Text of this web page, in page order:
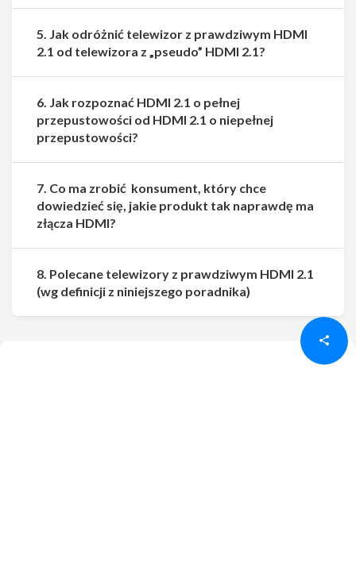
Udostępnij Udostępnij
5. Jak odróżnić telewizor z prawdziwym HDMI
2.1 od telewizora z „pseudo” HDMI 2.1?
6. Jak rozpoznać HDMI 2.1 o pełnej
przepustowości od HDMI 2.1 o niepełnej
przepustowości?
7. Co ma zrobić konsument, który chce
dowiedzieć się, jakie produkt tak naprawdę ma
złącza HDMI?
8. Polecane telewizory z prawdziwym HDMI 2.1
(wg definicji z niniejszego poradnika)